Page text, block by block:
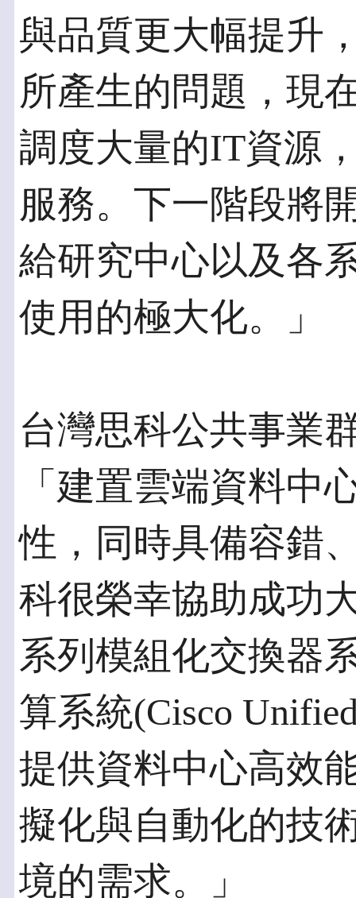
與品質更大幅提升
所產生的問題，現
調度大量的IT資源
服務。下一階段將
給研究中心以及各
使用的極大化。」
台灣思科公共事業
「建置雲端資料中
性，同時具備容錯
科很榮幸協助成功
系列模組化交換器
算系統(Cisco
提供資料中心高效
擬化與自動化的技
境的需求。」